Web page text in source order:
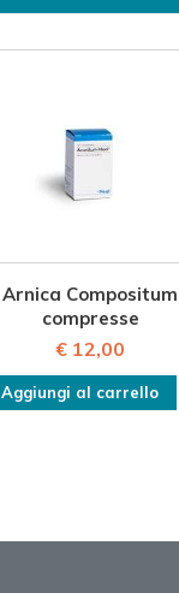
Arnica Compositum
compresse
€ 12,00
Aggiungi al carrello